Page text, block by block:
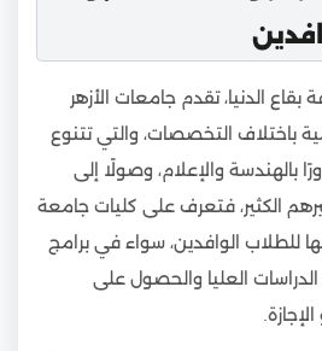
الدنيا، تقدم جامعات الأزهر
باختلاف التخصصات، والتي تتنوع
بالهندسة والإعلام، وصولًا إلى
الكثير، فتعرف على كليات جامعة
للطلاب الوافدين، سواء في برامج
الدراسات العليا والحصول على